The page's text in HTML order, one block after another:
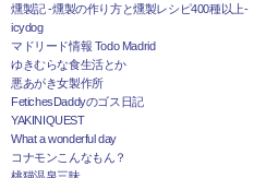
燻製記 -燻製の作り方と燻製レシピ400種以上-
icydog
マドリード情報 Todo Madrid
ゆきむらな食生活とか
悪あがき女製作所
FetichesDaddyのゴス日記
YAKINIQUEST
What a wonderful day
コナモンこんなもん？